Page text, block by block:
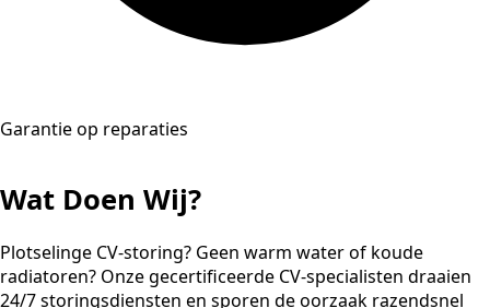
Garantie op reparaties
Wat Doen Wij?
Plotselinge CV-storing? Geen warm water of koude
radiatoren? Onze gecertificeerde CV-specialisten draaien
24/7 storingsdiensten en sporen de oorzaak razendsnel